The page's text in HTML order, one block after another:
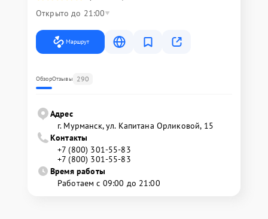
Открыто до 21:00
Маршрут
ОбзорОтзывы 290
Адрес
г. Мурманск, ул. Капитана Орликовой, 15
Контакты
+7 (800) 301-55-83
+7 (800) 301-55-83
Время работы
Работаем с 09:00 до 21:00